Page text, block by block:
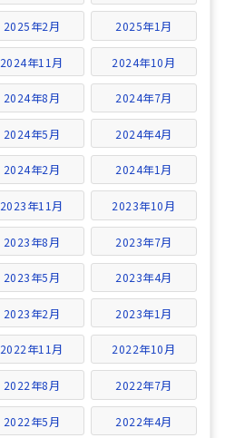
2025年2月 2025年1月
2024年11月 2024年10月
2024年8月 2024年7月
2024年5月 2024年4月
2024年2月 2024年1月
2023年11月 2023年10月
2023年8月 2023年7月
2023年5月 2023年4月
2023年2月 2023年1月
2022年11月 2022年10月
2022年8月 2022年7月
2022年5月 2022年4月